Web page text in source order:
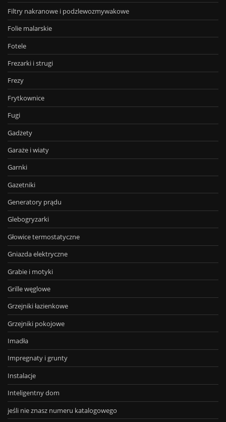
Filtry nakranowe i podzlewozmywakowe
Folie malarskie
Fotele
Frezarki i strugi
Frezy
Frytkownice
Fugi
Gadżety
Garaże i wiaty
Garnki
Gazetniki
Generatory prądu
Glebogryzarki
Głowice termostatyczne
Gniazda elektryczne
Grabie i motyki
Grille węglowe
Grzejniki łazienkowe
Grzejniki pokojowe
Imadła
Impregnaty i grunty
Instalacje
Inteligentny dom
jeśli nie znasz numeru katalogowego